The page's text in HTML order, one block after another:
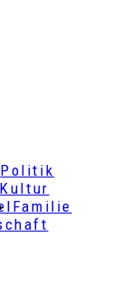
Politik
Kultur
Familie